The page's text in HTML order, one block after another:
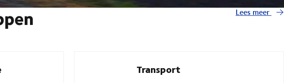
Lees meer
Transport